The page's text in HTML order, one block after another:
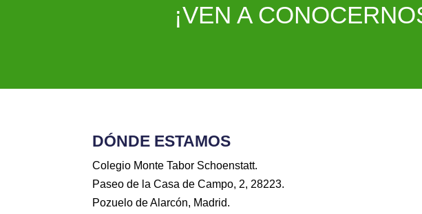
¡VEN A
DÓNDE ESTAMOS
Colegio Monte Tabor Schoenstatt.
Paseo de la Casa de Campo, 2, 28223.
Pozuelo de Alarcón, Madrid.